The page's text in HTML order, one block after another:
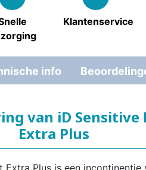
Klantenservice
info
van iD Sensitive
Extra Plus